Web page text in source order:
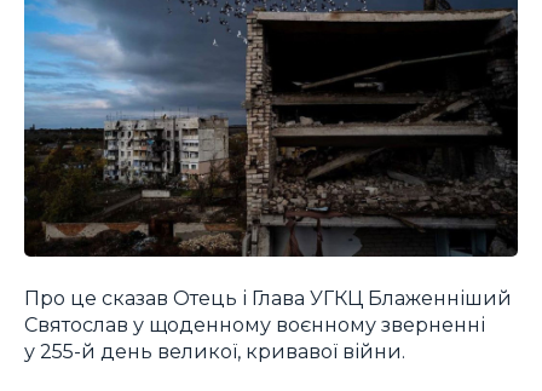
Про це сказав Отець і Глава УГКЦ Блаженніший
Святослав у щоденному воєнному зверненні
у 255-й день великої, кривавої війни.